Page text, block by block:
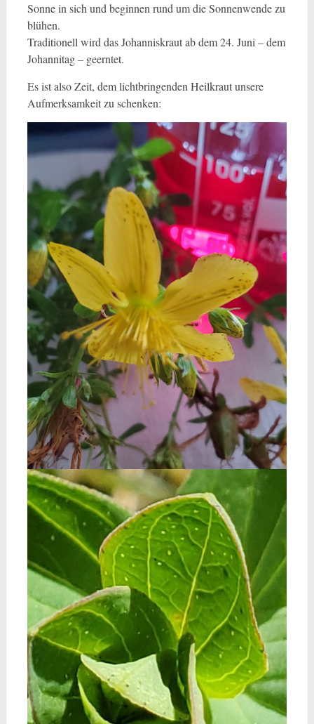
Sonne in sich und beginnen rund um die Sonnenwende zu
blühen.
Traditionell wird das Johanniskraut ab dem 24. Juni – dem
Johannitag – geerntet.
Es ist also Zeit, dem lichtbringenden Heilkraut unsere
Aufmerksamkeit zu schenken: